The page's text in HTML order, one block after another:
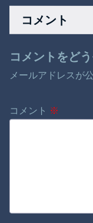
コメント
コメントをど
メールアドレスが
コメント ※